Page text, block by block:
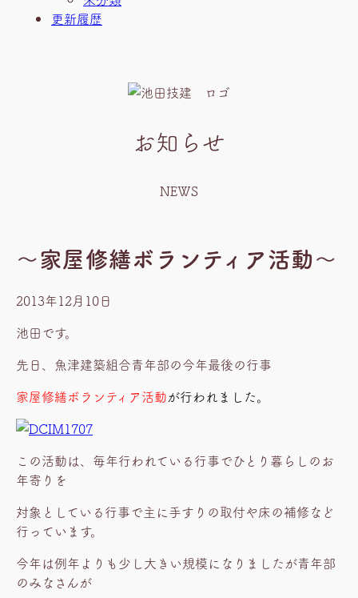
更新履歴
お知らせ
NEWS
～家屋修繕ボランティア活動～
2013年12月10日
池田です。
先日、魚津建築組合青年部の今年最後の行事
家屋修繕ボランティア活動が行われました。
この活動は、毎年行われている行事でひとり暮らしのお
年寄りを
対象としている行事で主に手すりの取付や床の補修など
行っています。
今年は例年よりも少し大きい規模になりましたが青年部
のみなさんが